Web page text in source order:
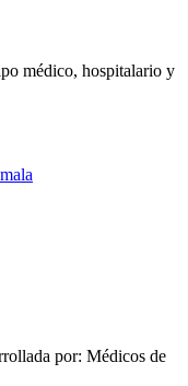
médico, hospitalario y
por: Médicos de